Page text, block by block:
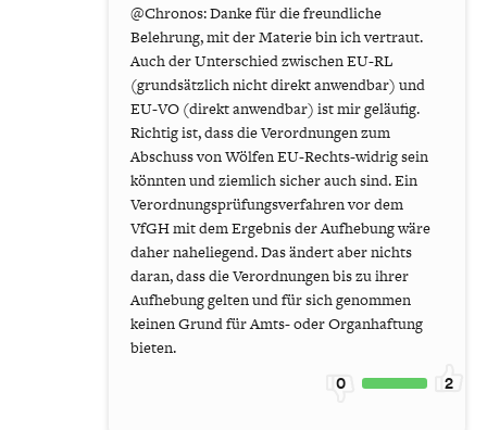
@Chronos: Danke für die freundliche
Belehrung, mit der Materie bin ich vertraut.
Auch der Unterschied zwischen EU-RL
(grundsätzlich nicht direkt anwendbar) und
EU-VO (direkt anwendbar) ist mir geläufig.
Richtig ist, dass die Verordnungen zum
Abschuss von Wölfen EU-Rechts-widrig sein
könnten und ziemlich sicher auch sind. Ein
Verordnungsprüfungsverfahren vor dem
VfGH mit dem Ergebnis der Aufhebung wäre
daher naheliegend. Das ändert aber nichts
daran, dass die Verordnungen bis zu ihrer
Aufhebung gelten und für sich genommen
keinen Grund für Amts- oder Organhaftung
bieten.
0 2